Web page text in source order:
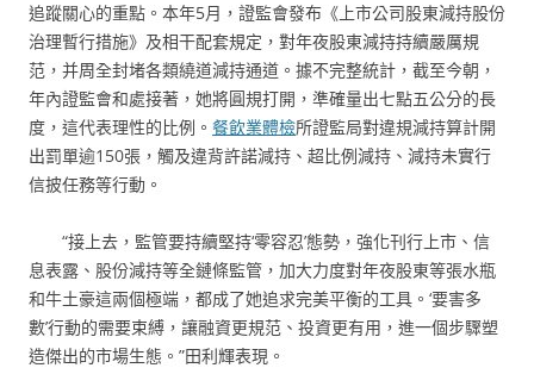
追蹤關心的重點。本年5月，證監會發布《上市公司股東減持股份
治理暫行措施》及相干配套規定，對年夜股東減持持續嚴厲規
范，并周全封堵各類繞道減持通道。據不完整統計，截至今朝，
年內證監會和處接著，她將圓規打開，準確量出七點五公分的長
度，這代表理性的比例。 餐飲業體檢所證監局對違規減持算計開
出罰單逾150張，觸及違背許諾減持、超比例減持、減持未實行
信披任務等行動。
“接上去，監管要持續堅持‘零容忍’態勢，強化刊行上市、信
息表露、股份減持等全鏈條監管，加大力度對年夜股東等張水瓶
和牛土豪這兩個極端，都成了她追求完美平衡的工具。‘要害多
數’行動的需要束縛，讓融資更規范、投資更有用，進一個步驟塑
造傑出的市場生態。”田利輝表現。